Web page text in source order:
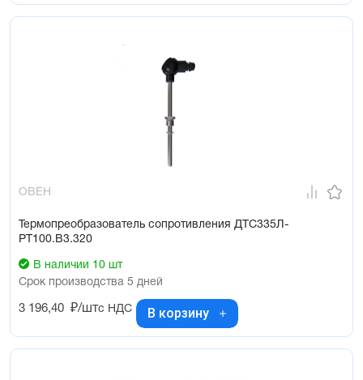
ОВЕН
Термопреобразователь сопротивления ДТС335Л-
РТ100.В3.320
В наличии 10 шт
Срок производства 5 дней
3 196,40 ₽/штс НДС В корзину